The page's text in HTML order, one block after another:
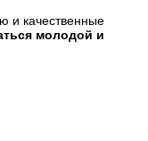
и качественные
молодой и